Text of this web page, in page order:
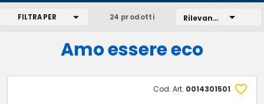
FILTRA PER 24 prodotti Rilevanza
Amo essere eco
Cod. Art. 0014301501